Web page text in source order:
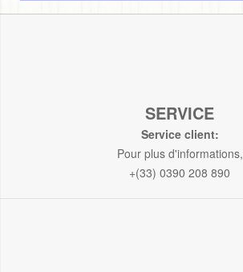
SERVICE
Service client:
Pour plus d'informations,
+(33) 0390 208 890